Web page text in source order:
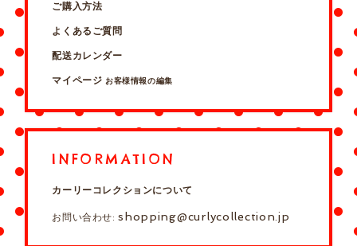
ご購入方法
よくあるご質問
配送カレンダー
マイページ お客様情報の編集
INFORMATION
カーリーコレクションについて
お問い合わせ:shopping@curlycollection.jp